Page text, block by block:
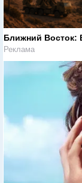
Ближний Восток:
Реклама